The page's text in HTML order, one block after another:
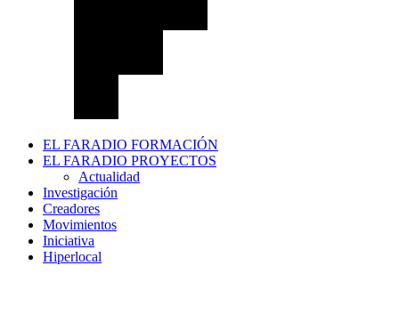
EL FARADIO FORMACIÓN
EL FARADIO PROYECTOS
Actualidad
Investigación
Creadores
Movimientos
Iniciativa
Hiperlocal